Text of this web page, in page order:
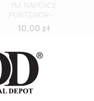
YM. NAPERCE
POSTERIOR -...
10,00 zł